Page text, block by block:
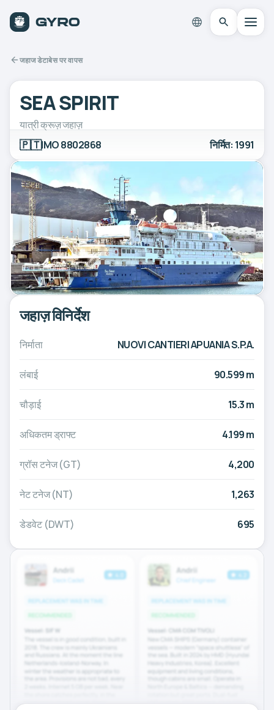
जहाज डेटाबेस पर वापस
SEA SPIRIT
यात्री क्रूज़ जहाज़
🇵🇹IMO 8802868 निर्मित: 1991
जहाज़ विनिर्देश
निर्माता NUOVI CANTIERI APUANIA S.P.A.
लंबाई 90.599 m
चौड़ाई 15.3 m
अधिकतम ड्राफ्ट 4.199 m
ग्रॉस टनेज (GT) 4,200
नेट टनेज (NT) 1,263
डेडवेट (DWT) 695